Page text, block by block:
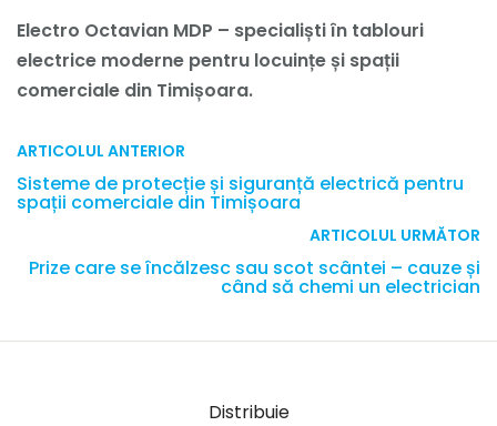
Electro Octavian MDP – specialiști în tablouri
electrice moderne pentru locuințe și spații
comerciale din Timișoara.
ARTICOLUL ANTERIOR
Sisteme de protecție și siguranță electrică pentru
spații comerciale din Timișoara
ARTICOLUL URMĂTOR
Prize care se încălzesc sau scot scântei – cauze și
când să chemi un electrician
Distribuie